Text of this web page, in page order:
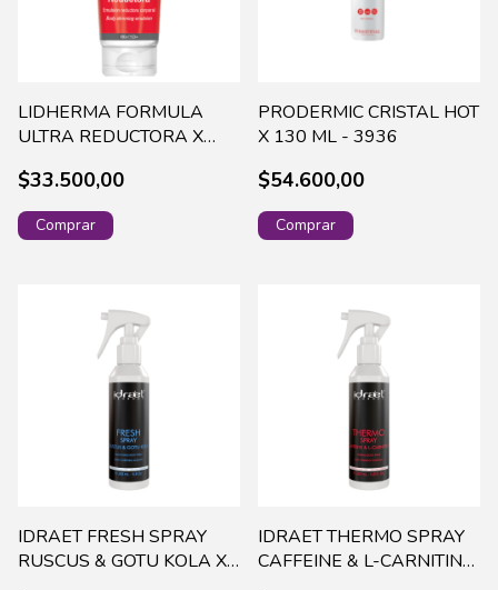
LIDHERMA FORMULA
ULTRA REDUCTORA X
$33.500,00
PRODERMIC CRISTAL HOT
X 130 ML - 3936
$54.600,00
IDRAET FRESH SPRAY
RUSCUS & GOTU KOLA X
IDRAET THERMO SPRAY
CAFFEINE & L-CARNITINE